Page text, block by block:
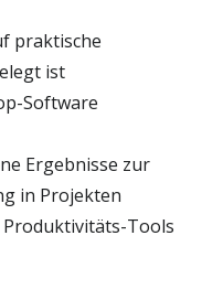
praktische
ist
Software
Ergebnisse zur
in Projekten
Tools